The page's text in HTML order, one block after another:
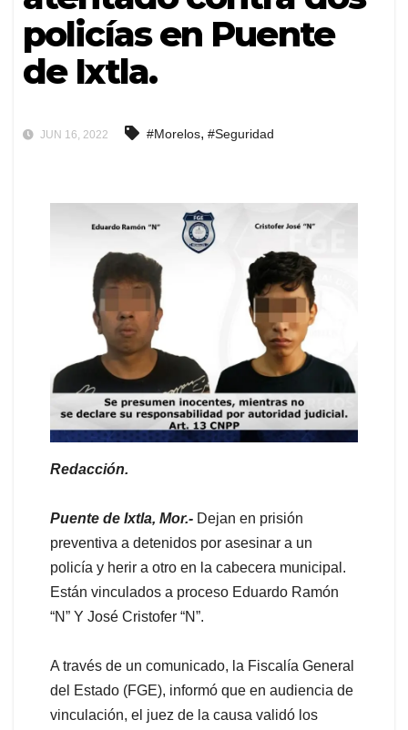
policías en Puente
de Ixtla.
JUN 16, 2022 #Morelos, #Seguridad
Redacción.
Puente de Ixtla, Mor.- Dejan en prisión
preventiva a detenidos por asesinar a un
policía y herir a otro en la cabecera municipal.
Están vinculados a proceso Eduardo Ramón
“N” Y José Cristofer “N”.
A través de un comunicado, la Fiscalía General
del Estado (FGE), informó que en audiencia de
vinculación, el juez de la causa validó los